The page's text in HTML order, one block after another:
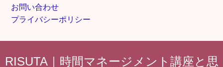
お問い合わせ
プライバシーポリシー
RISUTA｜時間マネージメント講座と思